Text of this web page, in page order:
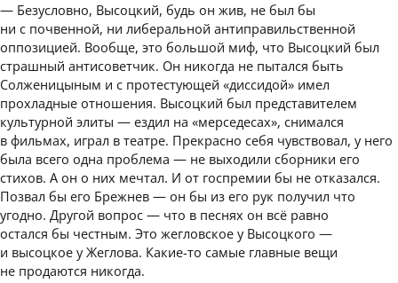
— Безусловно, Высоцкий, будь он жив, не был бы
ни с почвенной, ни либеральной антиправильственной
оппозицией. Вообще, это большой миф, что Высоцкий был
страшный антисоветчик. Он никогда не пытался быть
Солженицыным и с протестующей «диссидой» имел
прохладные отношения. Высоцкий был представителем
культурной элиты — ездил на «мерседесах», снимался
в фильмах, играл в театре. Прекрасно себя чувствовал, у него
была всего одна проблема — не выходили сборники его
стихов. А он о них мечтал. И от госпремии бы не отказался.
Позвал бы его Брежнев — он бы из его рук получил что
угодно. Другой вопрос — что в песнях он всё равно
остался бы честным. Это жегловское у Высоцкого —
и высоцкое у Жеглова. Какие-то самые главные вещи
не продаются никогда.